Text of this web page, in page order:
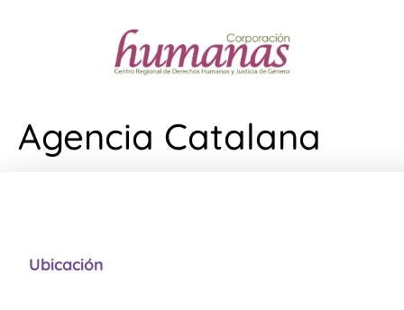
Agencia Catalana
Ubicación